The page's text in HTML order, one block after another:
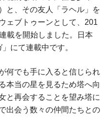
と、その友人「ラヘル」を
ェブトゥーンとして、201
載を開始しました。日本
にて連載中です。
何でも手に入ると信じられ
本当の星を見るため塔へ向
と再会することを望み塔に
出会う数々の仲間たちとの